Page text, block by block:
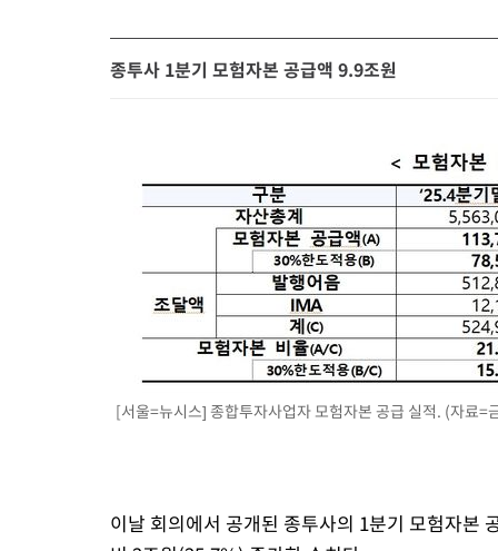
종투사 1분기 모험자본 공급액 9.9조원
[서울=뉴시스] 종합투자사업자 모험자본 공급 실적. (자료
이날 회의에서 공개된 종투사의 1분기 모험자본